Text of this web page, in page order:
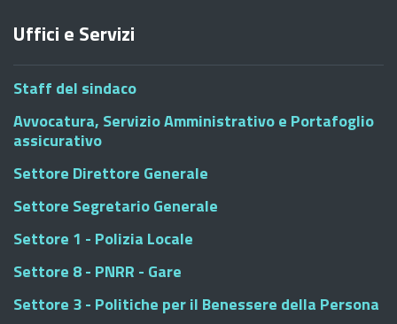
Uffici e Servizi
Staff del sindaco
Avvocatura, Servizio Amministrativo e Portafoglio
assicurativo
Settore Direttore Generale
Settore Segretario Generale
Settore 1 - Polizia Locale
Settore 8 - PNRR - Gare
Settore 3 - Politiche per il Benessere della Persona